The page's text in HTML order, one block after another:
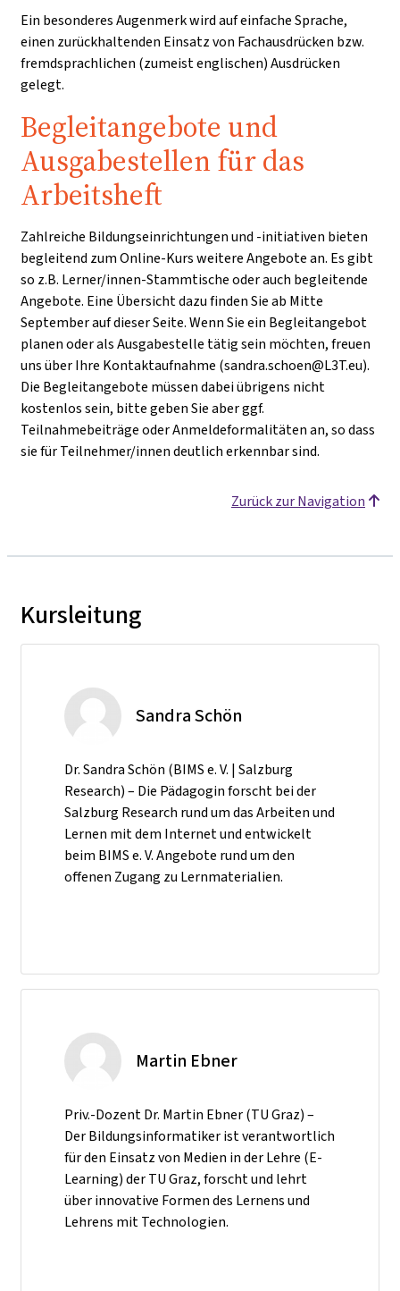
Ein besonderes Augenmerk wird auf einfache Sprache,
einen zurückhaltenden Einsatz von Fachausdrücken bzw.
fremdsprachlichen (zumeist englischen) Ausdrücken
gelegt.
Begleitangebote und
Ausgabestellen für das
Arbeitsheft
Zahlreiche Bildungseinrichtungen und -initiativen bieten
begleitend zum Online-Kurs weitere Angebote an. Es gibt
so z.B. Lerner/innen-Stammtische oder auch begleitende
Angebote. Eine Übersicht dazu finden Sie ab Mitte
September auf dieser Seite. Wenn Sie ein Begleitangebot
planen oder als Ausgabestelle tätig sein möchten, freuen
uns über Ihre Kontaktaufnahme (sandra.schoen@L3T.eu).
Die Begleitangebote müssen dabei übrigens nicht
kostenlos sein, bitte geben Sie aber ggf.
Teilnahmebeiträge oder Anmeldeformalitäten an, so dass
sie für Teilnehmer/innen deutlich erkennbar sind.
Zurück zur Navigation
Kursleitung
Sandra Schön
Dr. Sandra Schön (BIMS e. V. | Salzburg
Research) – Die Pädagogin forscht bei der
Salzburg Research rund um das Arbeiten und
Lernen mit dem Internet und entwickelt
beim BIMS e. V. Angebote rund um den
offenen Zugang zu Lernmaterialien.
Martin Ebner
Priv.-Dozent Dr. Martin Ebner (TU Graz) –
Der Bildungsinformatiker ist verantwortlich
für den Einsatz von Medien in der Lehre (E-
Learning) der TU Graz, forscht und lehrt
über innovative Formen des Lernens und
Lehrens mit Technologien.